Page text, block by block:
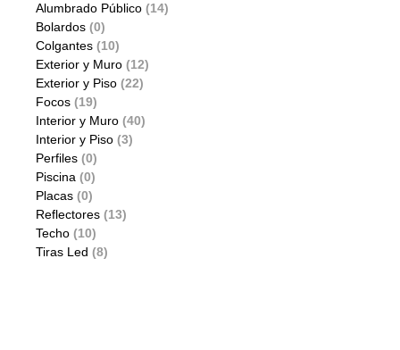
Alumbrado Público (14)
Bolardos (0)
Colgantes (10)
Exterior y Muro (12)
Exterior y Piso (22)
Focos (19)
Interior y Muro (40)
Interior y Piso (3)
Perfiles (0)
Piscina (0)
Placas (0)
Reflectores (13)
Techo (10)
Tiras Led (8)